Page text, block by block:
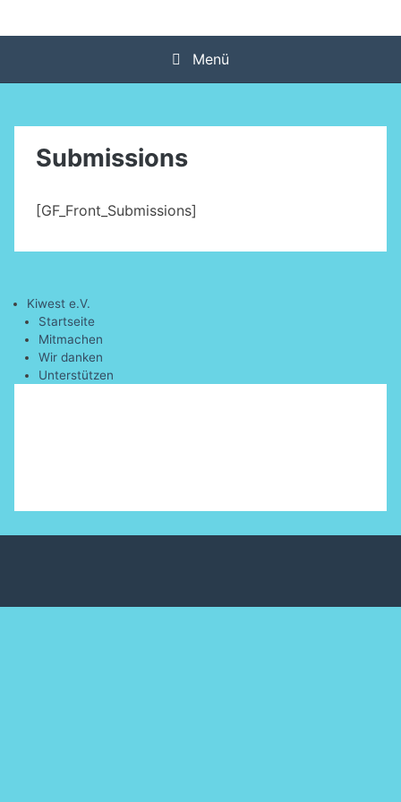
Inhalt
kiwest.org Menü
Submissions
[GF_Front_Submissions]
Kiwest e.V.
Startseite
Mitmachen
Wir danken
Unterstützen